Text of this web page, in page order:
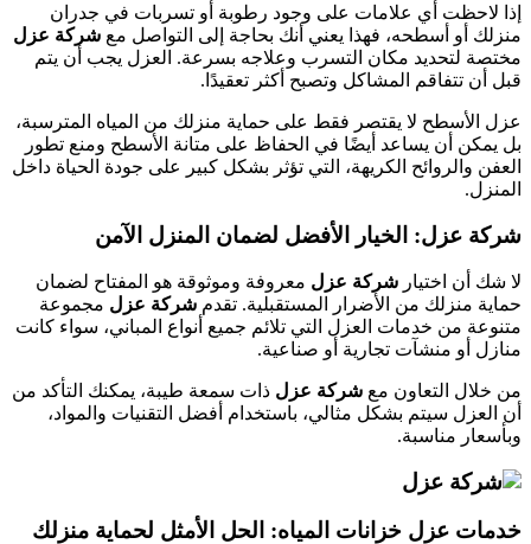
إذا لاحظت أي علامات على وجود رطوبة أو تسربات في جدران
منزلك أو أسطحه، فهذا يعني أنك بحاجة إلى التواصل مع شركة عزل
مختصة لتحديد مكان التسرب وعلاجه بسرعة. العزل يجب أن يتم
قبل أن تتفاقم المشاكل وتصبح أكثر تعقيدًا.
عزل الأسطح لا يقتصر فقط على حماية منزلك من المياه المترسبة،
بل يمكن أن يساعد أيضًا في الحفاظ على متانة الأسطح ومنع تطور
العفن والروائح الكريهة، التي تؤثر بشكل كبير على جودة الحياة داخل
المنزل.
شركة عزل: الخيار الأفضل لضمان المنزل الآمن
لا شك أن اختيار شركة عزل معروفة وموثوقة هو المفتاح لضمان
حماية منزلك من الأضرار المستقبلية. تقدم شركة عزل مجموعة
متنوعة من خدمات العزل التي تلائم جميع أنواع المباني، سواء كانت
منازل أو منشآت تجارية أو صناعية.
من خلال التعاون مع شركة عزل ذات سمعة طيبة، يمكنك التأكد من
أن العزل سيتم بشكل مثالي، باستخدام أفضل التقنيات والمواد،
وبأسعار مناسبة.
خدمات عزل خزانات المياه: الحل الأمثل لحماية منزلك